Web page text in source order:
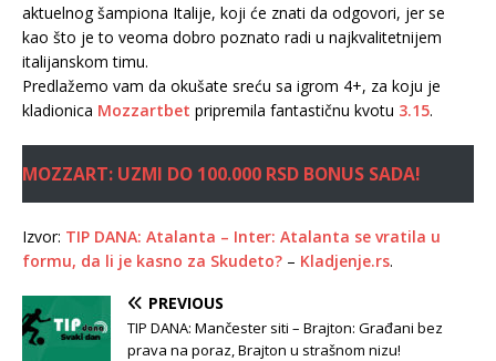
aktuelnog šampiona Italije, koji će znati da odgovori, jer se
kao što je to veoma dobro poznato radi u najkvalitetnijem
italijanskom timu.
Predlažemo vam da okušate sreću sa igrom 4+, za koju je
kladionica Mozzartbet pripremila fantastičnu kvotu 3.15.
MOZZART: UZMI DO 100.000 RSD BONUS SADA!
Izvor: TIP DANA: Atalanta – Inter: Atalanta se vratila u
formu, da li je kasno za Skudeto? – Kladjenje.rs.
PREVIOUS
TIP DANA: Mančester siti – Brajton: Građani bez
prava na poraz, Brajton u strašnom nizu!